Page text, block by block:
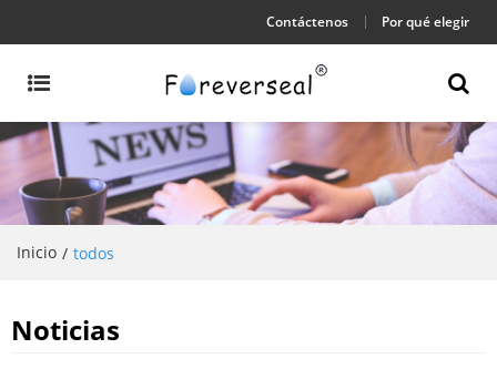
Contáctenos Por qué elegir
Inicio / todos
Noticias